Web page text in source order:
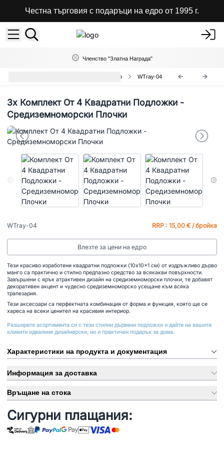
Честна търговия с подаръци на едро от 1995 г.
Членство "Златна Награда"
Купи и Подноси от Мангово Дърво WTray-04
3x Комплект От 4 Квадратни Подложки -
Средиземноморски Плочки
WTray-04 RRP : 15,00 € / бройка
Влезте за цени на едро
Тези красиво изработени квадратни подложки (10x10x1 см) от издръжливо дърво
манго са практично и стилно предпазно средство за всякакви повърхности.
Завършени с ярък атрактивен дизайн на средиземноморски плочки, те добавят
декоративен акцент и чудесно средиземноморско усещане към всяка
трапезария.
Тези аксесоари са перфектната комбинация от форма и функция, която ще се
хареса на всеки ценител на красивия интериор.
Разширете асортимента си с тези стилни дървени подложки и дайте на вашите
клиенти идеалния дизайнерски, но и практичен подарък за дома.
Характеристики на продукта и документация
Информация за доставка
Връщане на стока
Сигурни плащания: